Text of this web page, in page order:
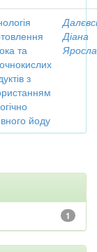
та
з
йоду
Діана
1